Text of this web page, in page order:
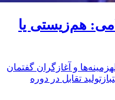
هم‌زیستی یا
و آغازگران گفتمان
تقابل در دوره